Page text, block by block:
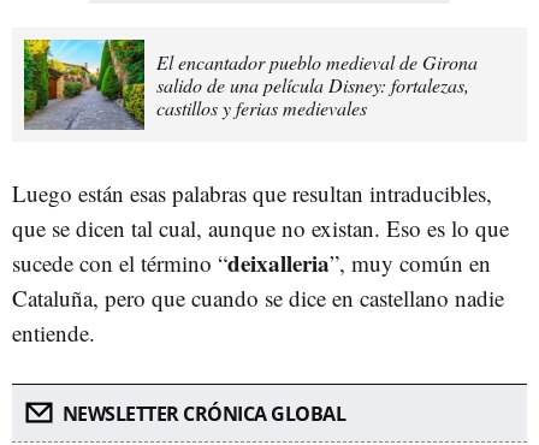
El encantador pueblo medieval de Girona
salido de una película Disney: fortalezas,
castillos y ferias medievales
Luego están esas palabras que resultan intraducibles,
que se dicen tal cual, aunque no existan. Eso es lo que
sucede con el término “deixalleria”, muy común en
Cataluña, pero que cuando se dice en castellano nadie
entiende.
NEWSLETTER CRÓNICA GLOBAL